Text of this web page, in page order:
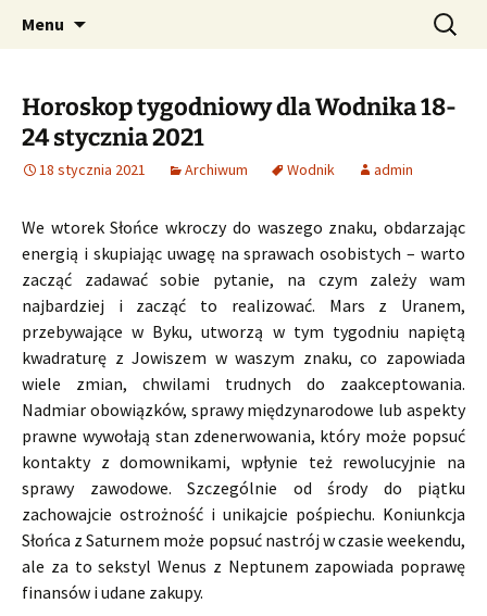
CzaroMarowy horoskop
dzienny, miesięczny i
tygodniowy
Profesjonalne przepowiednie astrologiczne
Menu Szukaj:
Horoskop tygodniowy dla Wodnika 18-
24 stycznia 2021
18 stycznia 2021 Archiwum Wodnik admin
We wtorek Słońce wkroczy do waszego znaku, obdarzając
energią i skupiając uwagę na sprawach osobistych – warto
zacząć zadawać sobie pytanie, na czym zależy wam
najbardziej i zacząć to realizować. Mars z Uranem,
przebywające w Byku, utworzą w tym tygodniu napiętą
kwadraturę z Jowiszem w waszym znaku, co zapowiada
wiele zmian, chwilami trudnych do zaakceptowania.
Nadmiar obowiązków, sprawy międzynarodowe lub aspekty
prawne wywołają stan zdenerwowania, który może popsuć
kontakty z domownikami, wpłynie też rewolucyjnie na
sprawy zawodowe. Szczególnie od środy do piątku
zachowajcie ostrożność i unikajcie pośpiechu. Koniunkcja
Słońca z Saturnem może popsuć nastrój w czasie weekendu,
ale za to sekstyl Wenus z Neptunem zapowiada poprawę
finansów i udane zakupy.